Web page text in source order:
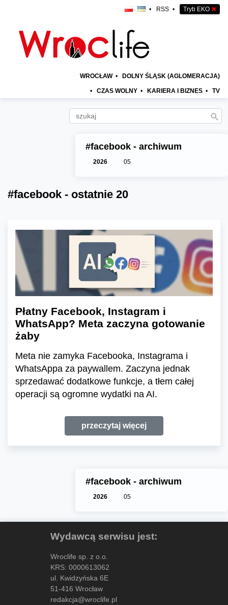
• RSS • Tryb EKO ✖
WROCŁAW • DOLNY ŚLĄSK (AGLOMERACJA)
• CZAS WOLNY • KARIERA I BIZNES • TV
#facebook - archiwum
2026 05
#facebook - ostatnie 20
Płatny Facebook, Instagram i
WhatsApp? Meta zaczyna gotowanie
żaby
Meta nie zamyka Facebooka, Instagrama i
WhatsAppa za paywallem. Zaczyna jednak
sprzedawać dodatkowe funkcje, a tłem całej
operacji są ogromne wydatki na AI.
przeczytaj więcej
#facebook - archiwum
2026 05
Wydawcą serwisu jest:
Wroclife sp. z o.o.
KRS: 0000613062
ul. Kwidzyńska 6E
51-416 Wrocław
redakcja@wroclife.pl